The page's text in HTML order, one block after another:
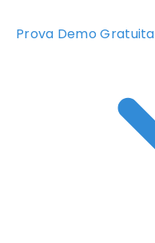
Prova Demo Gratuita